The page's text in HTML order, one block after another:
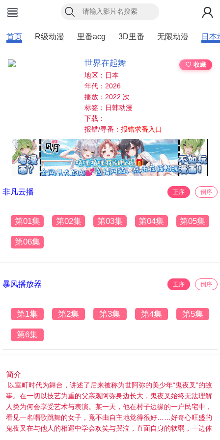
首页 R级动漫 里番acg 3D里番 无限动漫 日本
世界在起舞
♡ 收藏
地区：日本
年代：2026
播放：2022 次
标签：日韩动漫
下载：
报错/寻番：报错求番入口
非凡云播 正序 倒序
第01集 第02集 第03集 第04集 第05集
第06集
暴风播放器 正序 倒序
第1集 第2集 第3集 第4集 第5集
第6集
简介
以室町时代为舞台，讲述了后来被称为世阿弥的美少年“鬼夜叉”的故
事。在一切以技艺为重的父亲观阿弥身边长大，鬼夜叉始终无法理解
人类为何会享受艺术与表演。某一天，他在村子边缘的一户民宅中，
看见一名唱歌跳舞的女子，竟不由自主地觉得很好……好奇心旺盛的
鬼夜叉在与他人的相遇中学会欢笑与哭泣，直面自身的软弱，一边体